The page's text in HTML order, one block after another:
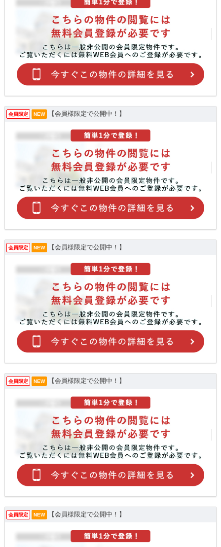
会員限定 NEW 【会員様限定で公開中！】
会員限定 NEW 【会員様限定で公開中！】
会員限定 NEW 【会員様限定で公開中！】
会員限定 NEW 【会員様限定で公開中！】